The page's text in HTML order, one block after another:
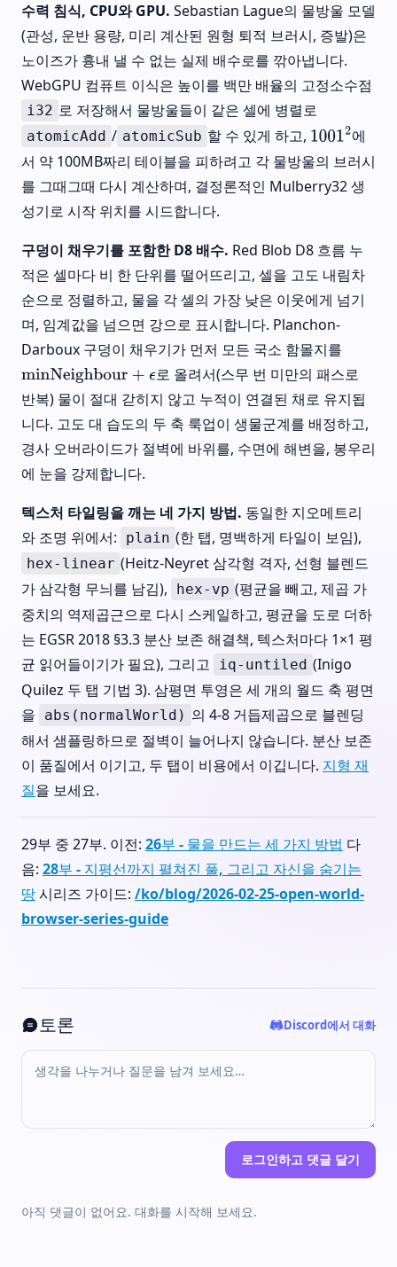
수력 침식, CPU와 GPU. Sebastian Lague의 물방울 모델
(관성, 운반 용량, 미리 계산된 원형 퇴적 브러시, 증발)은
노이즈가 흉내 낼 수 없는 실제 배수로를 깎아냅니다.
WebGPU 컴퓨트 이식은 높이를 백만 배율의 고정소수점
i32 로 저장해서 물방울들이 같은 셀에 병렬로
atomicAdd / atomicSub 할 수 있게 하고, 10012에
서 약 100MB짜리 테이블을 피하려고 각 물방울의 브러시
를 그때그때 다시 계산하며, 결정론적인 Mulberry32 생
성기로 시작 위치를 시드합니다.
구덩이 채우기를 포함한 D8 배수. Red Blob D8 흐름 누
적은 셀마다 비 한 단위를 떨어뜨리고, 셀을 고도 내림차
순으로 정렬하고, 물을 각 셀의 가장 낮은 이웃에게 넘기
며, 임계값을 넘으면 강으로 표시합니다. Planchon-
Darboux 구덩이 채우기가 먼저 모든 국소 함몰지를
minNeighbour+ ϵ
로 올려서(스무 번 미만의 패스로
반복) 물이 절대 갇히지 않고 누적이 연결된 채로 유지됩
니다. 고도 대 습도의 두 축 룩업이 생물군계를 배정하고,
경사 오버라이드가 절벽에 바위를, 수면에 해변을, 봉우리
에 눈을 강제합니다.
텍스처 타일링을 깨는 네 가지 방법. 동일한 지오메트리
와 조명 위에서:
plain (한 탭, 명백하게 타일이 보임),
hex-linear (Heitz-Neyret 삼각형 격자, 선형 블렌드
가 삼각형 무늬를 남김),
hex-vp (평균을 빼고, 제곱 가
중치의 역제곱근으로 다시 스케일하고, 평균을 도로 더하
는 EGSR 2018 §3.3 분산 보존 해결책, 텍스처마다 1×1 평
균 읽어들이기가 필요), 그리고
iq-untiled (Inigo
Quilez 두 탭 기법 3). 삼평면 투영은 세 개의 월드 축 평면
을
abs(normalWorld) 의 4-8 거듭제곱으로 블렌딩
해서 샘플링하므로 절벽이 늘어나지 않습니다. 분산 보존
이 품질에서 이기고, 두 탭이 비용에서 이깁니다. 지형 재
질을 보세요.
29부 중 27부. 이전: 26부 - 물을 만드는 세 가지 방법 다
음: 28부 - 지평선까지 펼쳐진 풀, 그리고 자신을 숨기는
땅시리즈 가이드: /ko/blog/2026-02-25-open-world-
browser-series-guide
토론 Discord에서 대화
로그인하고 댓글 달기
아직 댓글이 없어요. 대화를 시작해 보세요.